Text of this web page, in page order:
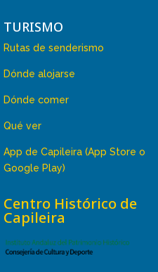
TURISMO
Rutas de senderismo
Dónde alojarse
Dónde comer
Qué ver
App de Capileira (App Store o
Google Play)
Centro Histórico de
Capileira